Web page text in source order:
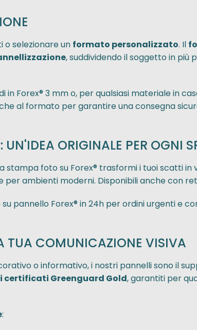
selezionare un formato personalizzato. Il
, suddividendo il soggetto in più
Forex® 3 mm o, per qualsiasi materiale in
al formato per garantire una consegna
UN'IDEA ORIGINALE PER OGNI
stampa foto su Forex® trasformi i tuoi scatti
ambienti moderni. Disponibili anche con
pannello Forex® in 24h per ordini urgenti e
TUA COMUNICAZIONE VISIVA
o informativo, i nostri pannelli sono il
certificati Greenguard Gold, garantiti per
: